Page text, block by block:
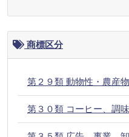
商標区分
第２９類 動物性・農産
第３０類 コーヒー、調